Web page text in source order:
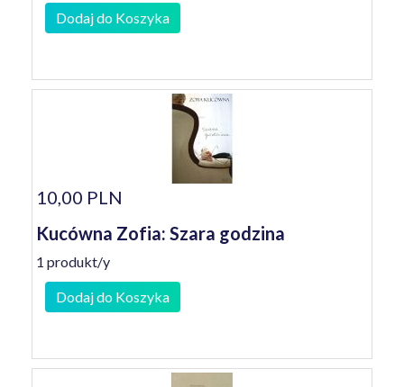
Dodaj do Koszyka
10,00 PLN
Kucówna Zofia: Szara godzina
1 produkt/y
Dodaj do Koszyka